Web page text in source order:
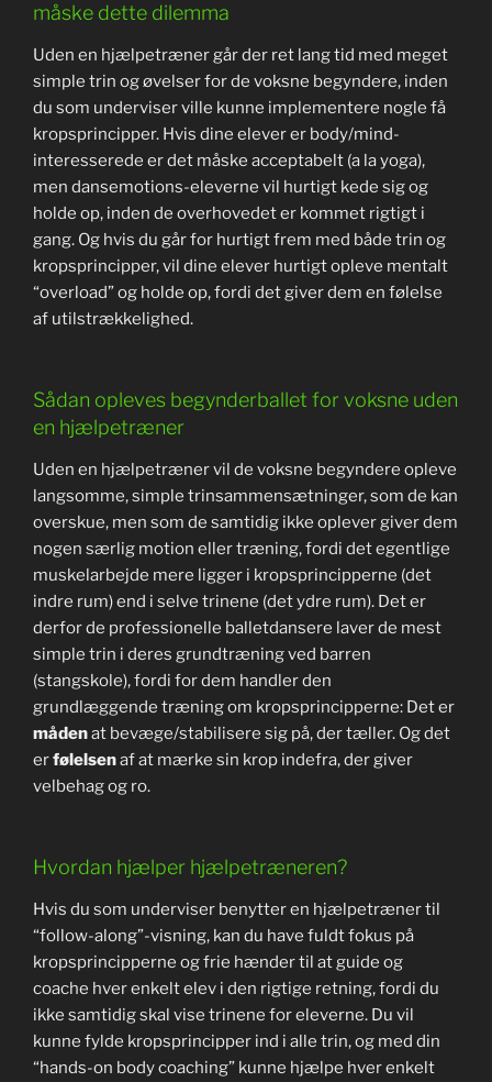
måske dette dilemma
Uden en hjælpetræner går der ret lang tid med meget
simple trin og øvelser for de voksne begyndere, inden
du som underviser ville kunne implementere nogle få
kropsprincipper. Hvis dine elever er body/mind-
interesserede er det måske acceptabelt (a la yoga),
men dansemotions-eleverne vil hurtigt kede sig og
holde op, inden de overhovedet er kommet rigtigt i
gang. Og hvis du går for hurtigt frem med både trin og
kropsprincipper, vil dine elever hurtigt opleve mentalt
“overload” og holde op, fordi det giver dem en følelse
af utilstrækkelighed.
Sådan opleves begynderballet for voksne uden
en hjælpetræner
Uden en hjælpetræner vil de voksne begyndere opleve
langsomme, simple trinsammensætninger, som de kan
overskue, men som de samtidig ikke oplever giver dem
nogen særlig motion eller træning, fordi det egentlige
muskelarbejde mere ligger i kropsprincipperne (det
indre rum) end i selve trinene (det ydre rum). Det er
derfor de professionelle balletdansere laver de mest
simple trin i deres grundtræning ved barren
(stangskole), fordi for dem handler den
grundlæggende træning om kropsprincipperne: Det er
mådenat bevæge/stabilisere sig på, der tæller. Og det
erfølelsenaf at mærke sin krop indefra, der giver
velbehag og ro.
Hvordan hjælper hjælpetræneren?
Hvis du som underviser benytter en hjælpetræner til
“follow-along”-visning, kan du have fuldt fokus på
kropsprincipperne og frie hænder til at guide og
coache hver enkelt elev i den rigtige retning, fordi du
ikke samtidig skal vise trinene for eleverne. Du vil
kunne fylde kropsprincipper ind i alle trin, og med din
“hands-on body coaching” kunne hjælpe hver enkelt